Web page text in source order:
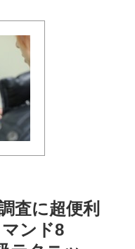
査に超便利
マンド8